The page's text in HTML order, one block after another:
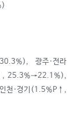
광주·전라
25.3%→22.1%),
·경기(1.5%P↑,